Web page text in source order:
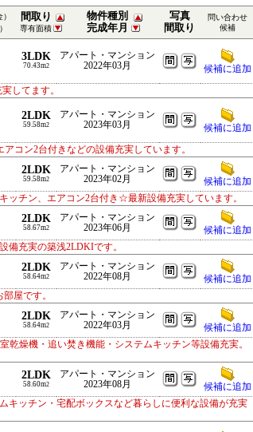
間取り
専有面積
物件種別
完成年月
写真
間取り
問い合わせ
候補
3LDK
70.43m2
アパート・マンション
2022年03月
候補に追加
してます。
2LDK
59.58m2
アパート・マンション
2023年03月
候補に追加
コン2台付きなどの設備充実しています。
2LDK
59.58m2
アパート・マンション
2023年02月
候補に追加
チン、エアコン2台付き☆最新設備充実しています。
2LDK
58.67m2
アパート・マンション
2023年06月
候補に追加
備充実の築浅2LDKIです。
2LDK
58.64m2
アパート・マンション
2022年08月
候補に追加
屋です。
2LDK
58.64m2
アパート・マンション
2022年03月
候補に追加
燥機・追い焚き機能・システムキッチン等設備充実。
2LDK
58.60m2
アパート・マンション
2023年08月
候補に追加
ッチン・宅配ボックスなど暮らしに便利な設備が充実